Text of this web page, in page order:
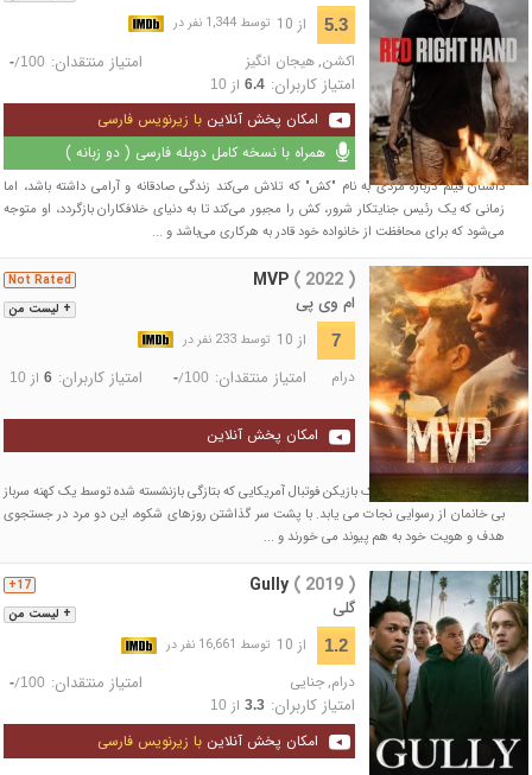
5.3 از 10 توسط 1,344 نفر در
اکشن, هیجان انگیز امتیاز منتقدان: -/100
امتیاز کاربران: 6.4از 10
امکان پخش آنلاین با زیرنویس فارسی
همراه با نسخه کامل دوبله فارسی ( دو زبانه )
داستان فیلم درباره مردی به نام "کش" که تلاش می‌کند زندگی صادقانه و آرامی داشته باشد، اما
زمانی که یک رئیس جنایتکار شرور، کش را مجبور می‌کند تا به دنیای خلافکاران بازگردد، او متوجه
می‌شود که برای محافظت از خانواده خود قادر به هرکاری می‌باشد و ...
+ لیست من
Not Rated MVP ( 2022 )
ام وی پی
7 از 10 توسط 233 نفر در
درام امتیاز منتقدان: -/100 امتیاز کاربران: 6از 10
امکان پخش آنلاین
در خیابان های هالیوود، یک بازیکن فوتبال آمریکایی که بتازگی بازنشسته شده توسط یک کهنه سرباز
بی خانمان از رسوایی نجات می یابد. با پشت سر گذاشتن روزهای شکوه، این دو مرد در جستجوی
هدف و هویت خود به هم پیوند می خورند و ...
+ لیست من
17+ Gully ( 2019 )
گلی
1.2 از 10 توسط 16,661 نفر در
درام,جنایی امتیاز منتقدان: -/100
امتیاز کاربران: 3.3از 10
امکان پخش آنلاین با زیرنویس فارسی